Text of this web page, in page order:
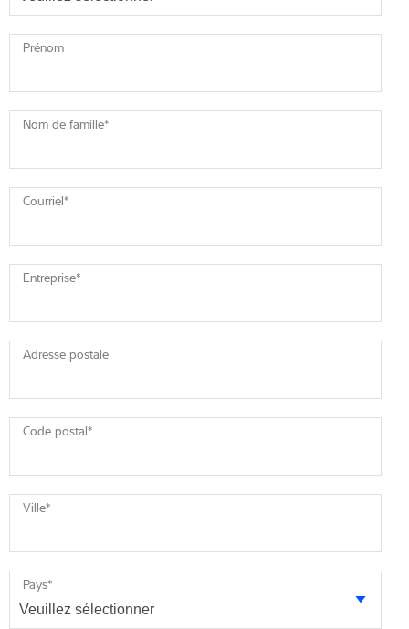
Prénom
Nom de famille*
Courriel*
Entreprise*
Adresse postale
Code postal*
Ville*
Pays*